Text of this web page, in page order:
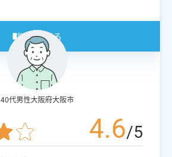
詳細を見る
40代男性大阪府大阪市
4.6/5